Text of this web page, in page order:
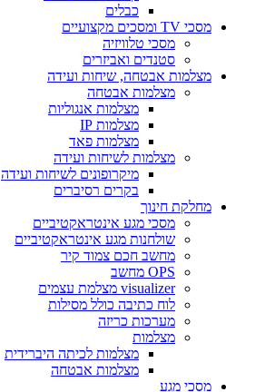
כבלים
מסכי TV ומסכים מקצועיים
מסכי טלוויזיה
סטנדים ואביזרים
מצלמות אבטחה, שיחות ועידה
מצלמות אבטחה
מצלמות אנגוליות
מצלמות IP
מצלמות פאד
מצלמות לשיחות ועידה
מיקרופונים לשיחות ועידה
בקרים רסיברים
מחלקת חינוך
מסכי מגע אינטראקטיביים
שולחנות מגע אינטראקטיביים
מחשב חכם צמוד קיר
OPS מחשב
visualizer מצלמת עצמים
לוח כתיבה כולל מסילות
מערכות כריזה
מצלמות
מצלמות לכיתה היברידית
מצלמות אבטחה
מסכי מגע